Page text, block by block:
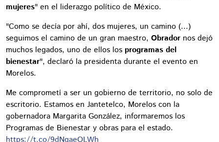
mujeres" en el liderazgo político de México.
"Como se decía por ahí, dos mujeres, un camino (...)
seguimos el camino de un gran maestro, Obrador nos dejó
muchos legados, uno de ellos los programas del
bienestar", declaró la presidenta durante el evento en
Morelos.
Me comprometí a ser un gobierno de territorio, no solo de
escritorio. Estamos en Jantetelco, Morelos con la
gobernadora Margarita González, informaremos los
Programas de Bienestar y obras para el estado.
https://t.co/9dNgaeQLWh